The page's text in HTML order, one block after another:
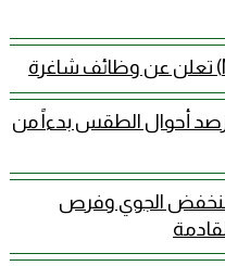
أحوال الطقس بدءاً من
الجوي وفرص